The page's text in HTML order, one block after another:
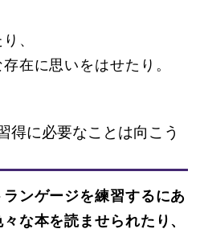
、
在に思いをはせたり。
得に必要なことは向こう
ンゲージを練習するにあ
な本を読ませられたり、